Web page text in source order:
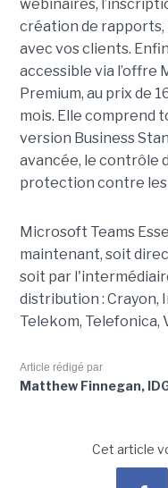
webinaires,
création de rapports,
avec vos clients.
accessible via l’offre
Premium, au prix de
mois. Elle comprend
version Business
avancée, le contrôle
protection contre les
Microsoft Teams
maintenant, soit
soit par
distribution : Crayon,
Telekom, Telefonica,
Article rédigé par
Matthew Finnegan,
Cet article